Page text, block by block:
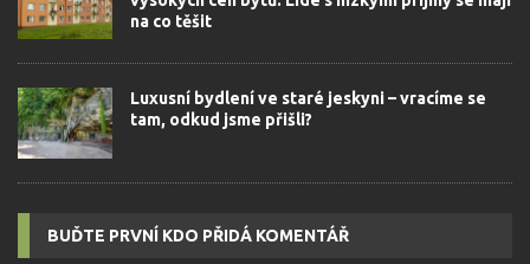
na co těšit
Luxusní bydlení ve staré jeskyni – vracíme se
tam, odkud jsme přišli?
BUĎTE PRVNÍ KDO PŘIDÁ KOMENTÁŘ